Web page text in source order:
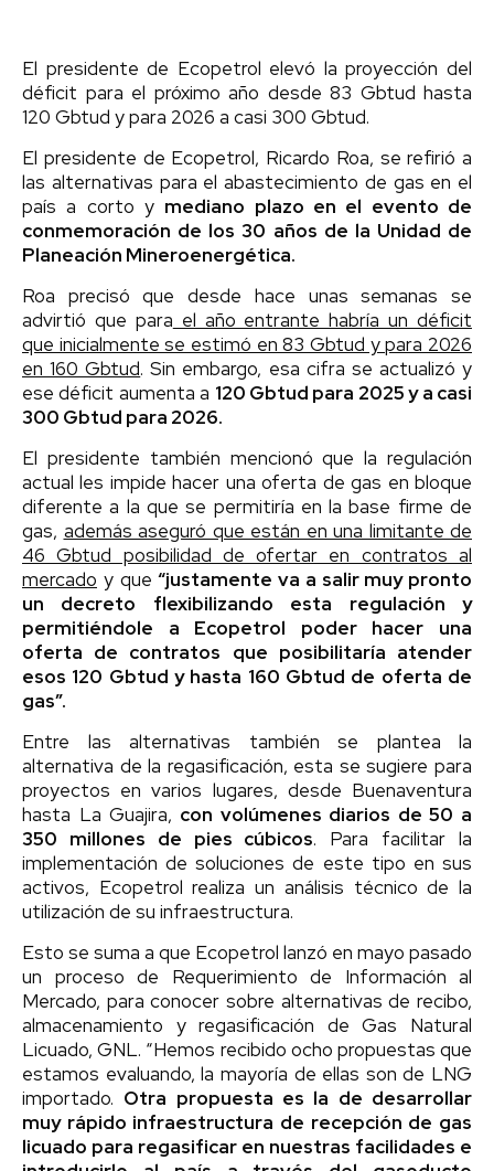
El presidente de Ecopetrol elevó la proyección del
déficit para el próximo año desde 83 Gbtud hasta
120 Gbtud y para 2026 a casi 300 Gbtud.
El presidente de Ecopetrol, Ricardo Roa, se refirió a
las alternativas para el abastecimiento de gas en el
país a corto y mediano plazo en el evento de
conmemoración de los 30 años de la Unidad de
Planeación Mineroenergética.
Roa precisó que desde hace unas semanas se
advirtió que para el año entrante habría un déficit
que inicialmente se estimó en 83 Gbtud y para 2026
en 160 Gbtud. Sin embargo, esa cifra se actualizó y
ese déficit aumenta a 120 Gbtud para 2025 y a casi
300 Gbtud para 2026.
El presidente también mencionó que la regulación
actual les impide hacer una oferta de gas en bloque
diferente a la que se permitiría en la base firme de
gas, además aseguró que están en una limitante de
46 Gbtud posibilidad de ofertar en contratos al
mercado y que“justamente va a salir muy pronto
un decreto flexibilizando esta regulación y
permitiéndole a Ecopetrol poder hacer una
oferta de contratos que posibilitaría atender
esos 120 Gbtud y hasta 160 Gbtud de oferta de
gas”.
Entre las alternativas también se plantea la
alternativa de la regasificación, esta se sugiere para
proyectos en varios lugares, desde Buenaventura
hasta La Guajira, con volúmenes diarios de 50 a
350 millones de pies cúbicos. Para facilitar la
implementación de soluciones de este tipo en sus
activos, Ecopetrol realiza un análisis técnico de la
utilización de su infraestructura.
Esto se suma a que Ecopetrol lanzó en mayo pasado
un proceso de Requerimiento de Información al
Mercado, para conocer sobre alternativas de recibo,
almacenamiento y regasificación de Gas Natural
Licuado, GNL. “Hemos recibido ocho propuestas que
estamos evaluando, la mayoría de ellas son de LNG
importado. Otra propuesta es la de desarrollar
muy rápido infraestructura de recepción de gas
licuado para regasificar en nuestras facilidades e